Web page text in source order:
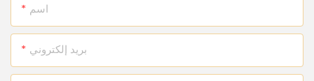
اسم
بريد إلكتروني